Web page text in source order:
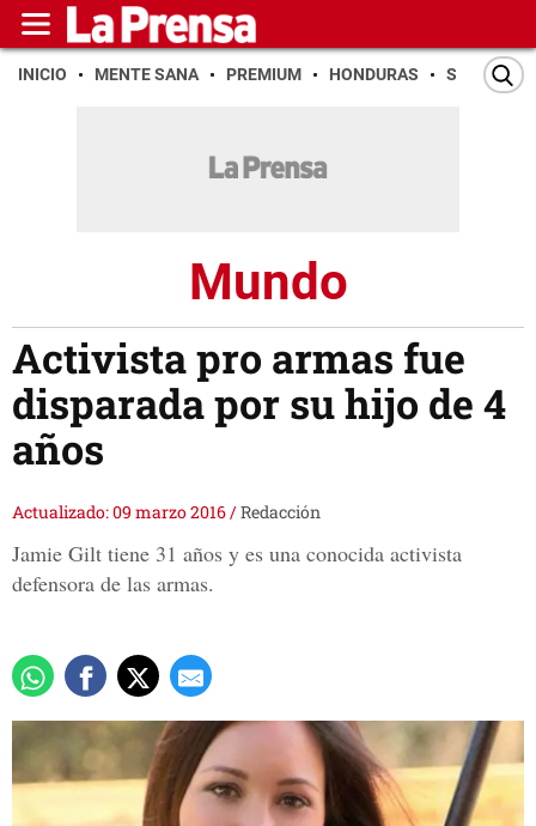
INICIO MENTE SANA PREMIUM HONDURAS SAN PEDRO
Mundo
Activista pro armas fue
disparada por su hijo de 4
años
Actualizado: 09 marzo 2016/Redacción
Jamie Gilt tiene 31 años y es una conocida activista
defensora de las armas.